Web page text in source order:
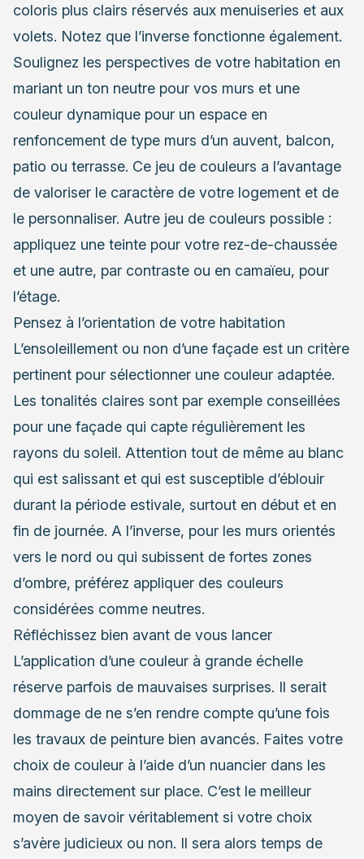
coloris plus clairs réservés aux menuiseries et aux
volets. Notez que l’inverse fonctionne également.
Soulignez les perspectives de votre habitation en
mariant un ton neutre pour vos murs et une
couleur dynamique pour un espace en
renfoncement de type murs d’un auvent, balcon,
patio ou terrasse. Ce jeu de couleurs a l’avantage
de valoriser le caractère de votre logement et de
le personnaliser. Autre jeu de couleurs possible :
appliquez une teinte pour votre rez-de-chaussée
et une autre, par contraste ou en camaïeu, pour
l’étage.
Pensez à l’orientation de votre habitation
L’ensoleillement ou non d’une façade est un critère
pertinent pour sélectionner une couleur adaptée.
Les tonalités claires sont par exemple conseillées
pour une façade qui capte régulièrement les
rayons du soleil. Attention tout de même au blanc
qui est salissant et qui est susceptible d’éblouir
durant la période estivale, surtout en début et en
fin de journée. A l’inverse, pour les murs orientés
vers le nord ou qui subissent de fortes zones
d’ombre, préférez appliquer des couleurs
considérées comme neutres.
Réfléchissez bien avant de vous lancer
L’application d’une couleur à grande échelle
réserve parfois de mauvaises surprises. Il serait
dommage de ne s’en rendre compte qu’une fois
les travaux de peinture bien avancés. Faites votre
choix de couleur à l’aide d’un nuancier dans les
mains directement sur place. C’est le meilleur
moyen de savoir véritablement si votre choix
s’avère judicieux ou non. Il sera alors temps de